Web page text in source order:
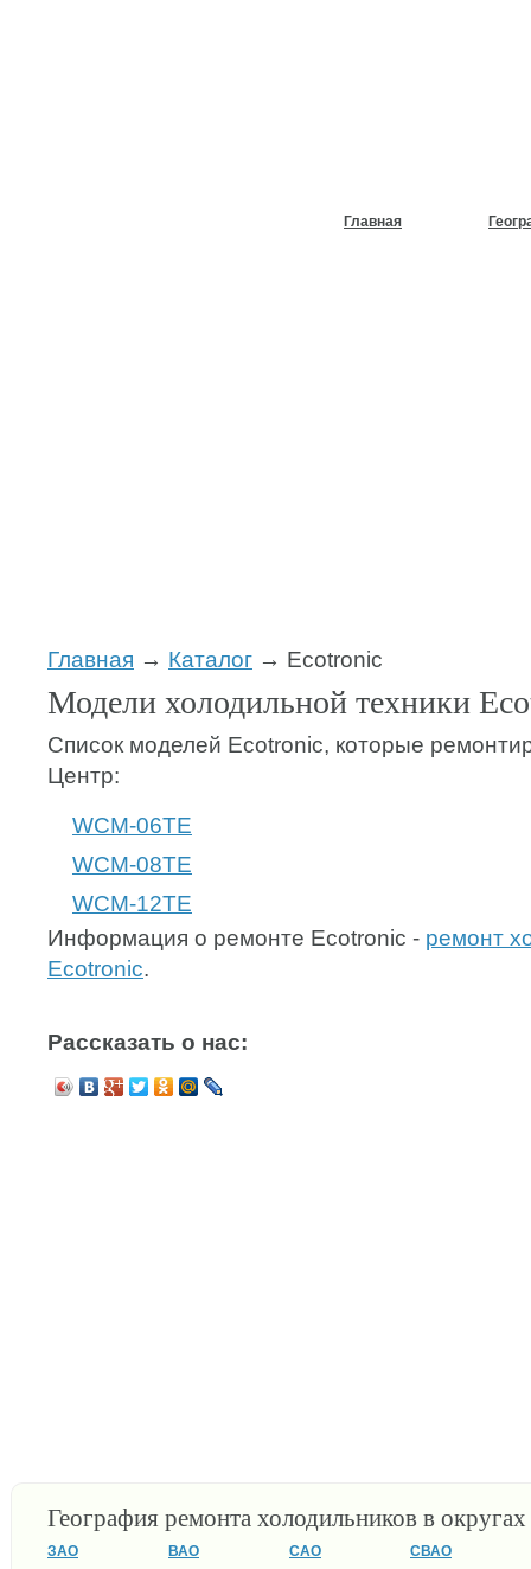
Главная
Главная → Каталог → Ecotronic
Модели холодильной техники
Список моделей Ecotronic, которые
Центр:
WCM-06TE
WCM-08TE
WCM-12TE
Информация о ремонте Ecotronic - ремонт
Ecotronic.
Рассказать о нас:
География ремонта холодильников в
ЗАО ВАО САО СВАО